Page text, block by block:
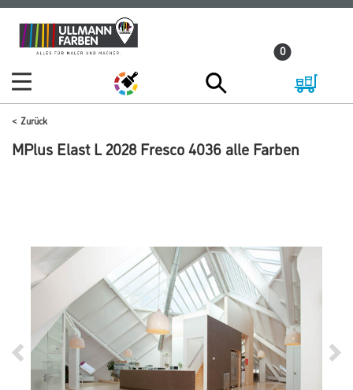
Zum
Inhalt
Zum
Navigationsmenü
0
Zurück
MPlus Elast L 2028 Fresco 4036 alle Farben